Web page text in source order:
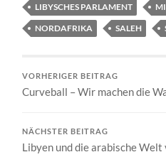
LIBYSCHES PARLAMENT
NORDAFRIKA
SALEH
VORHERIGER BEITRAG
Curveball – Wir machen die
NÄCHSTER BEITRAG
Libyen und die arabische